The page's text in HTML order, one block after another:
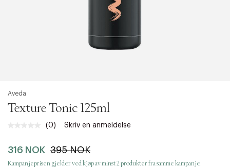
Aveda
Texture Tonic 125ml
Ingen
Samme
sidelenke.
(0) Skriv en anmeldelse
316 NOK 395 NOK
Kampanjeprisen gjelder ved kjøp av minst 2 produkter fra samme kampanje.